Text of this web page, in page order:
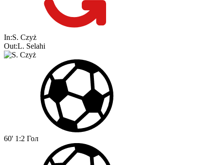
In:S. Czyż
Out:L. Selahi
60' 1:2 Гол